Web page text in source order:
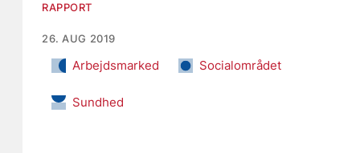
RAPPORT
26. AUG 2019
Arbejdsmarked Socialområdet
Sundhed